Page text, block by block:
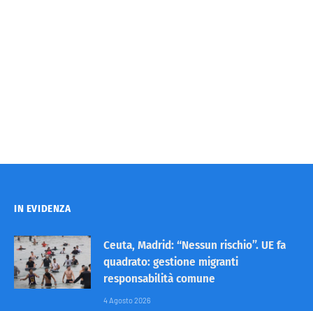
IN EVIDENZA
Ceuta, Madrid: “Nessun rischio”. UE fa
quadrato: gestione migranti
responsabilità comune
4 Agosto 2026